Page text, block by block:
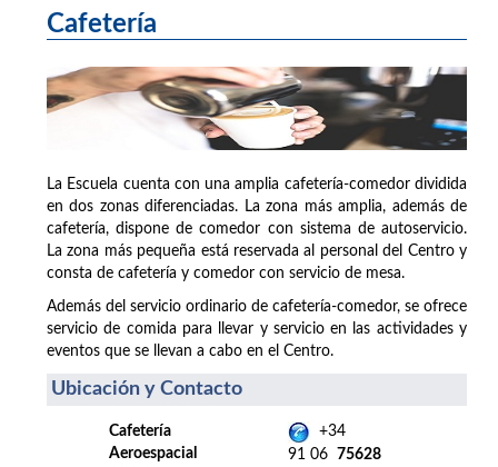
Cafetería
La Escuela cuenta con una amplia cafetería-comedor dividida
en dos zonas diferenciadas. La zona más amplia, además de
cafetería, dispone de comedor con sistema de autoservicio.
La zona más pequeña está reservada al personal del Centro y
consta de cafetería y comedor con servicio de mesa.
Además del servicio ordinario de cafetería-comedor, se ofrece
servicio de comida para llevar y servicio en las actividades y
eventos que se llevan a cabo en el Centro.
Ubicación y Contacto
Cafetería
Aeroespacial
+34
91 06 75628